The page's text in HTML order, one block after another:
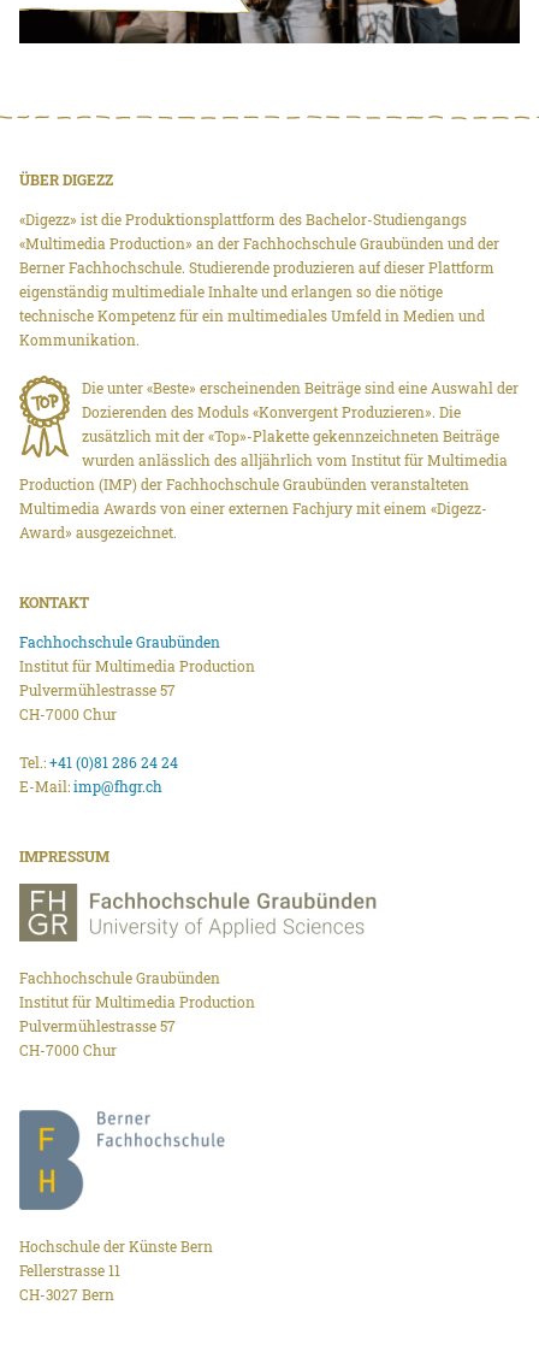
ÜBER DIGEZZ
«Digezz» ist die Produktionsplattform des Bachelor-Studiengangs
«Multimedia Production» an der Fachhochschule Graubünden und der
Berner Fachhochschule. Studierende produzieren auf dieser Plattform
eigenständig multimediale Inhalte und erlangen so die nötige
technische Kompetenz für ein multimediales Umfeld in Medien und
Kommunikation.
Die unter «Beste» erscheinenden Beiträge sind eine Auswahl der
Dozierenden des Moduls «Konvergent Produzieren». Die
zusätzlich mit der «Top»-Plakette gekennzeichneten Beiträge
wurden anlässlich des alljährlich vom Institut für Multimedia
Production (IMP) der Fachhochschule Graubünden veranstalteten
Multimedia Awards von einer externen Fachjury mit einem «Digezz-
Award» ausgezeichnet.
KONTAKT
Fachhochschule Graubünden
Institut für Multimedia Production
Pulvermühlestrasse 57
CH-7000 Chur
Tel.:+41 (0)81 286 24 24
E-Mail:imp@fhgr.ch
IMPRESSUM
Fachhochschule Graubünden
Institut für Multimedia Production
Pulvermühlestrasse 57
CH-7000 Chur
Hochschule der Künste Bern
Fellerstrasse 11
CH-3027 Bern